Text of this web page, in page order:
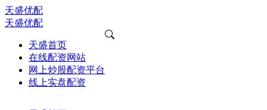
天盛优配
天盛优配
天盛首页
在线配资网站
网上炒股配资平台
线上实盘配资